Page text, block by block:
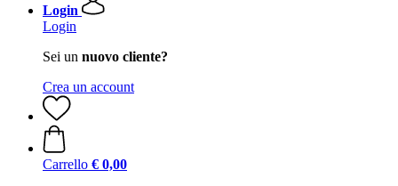
Login
Login
Sei un nuovo cliente?
Crea un account
Carrello € 0,00